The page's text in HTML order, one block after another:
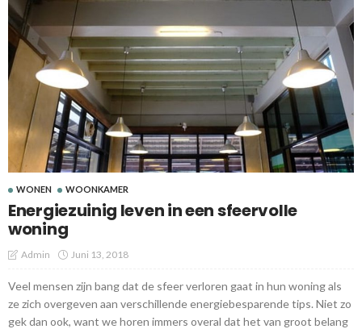
WONEN WOONKAMER
Energiezuinig leven in een sfeervolle
woning
Admin Juni 13, 2018
Veel mensen zijn bang dat de sfeer verloren gaat in hun woning als
ze zich overgeven aan verschillende energiebesparende tips. Niet zo
gek dan ook, want we horen immers overal dat het van groot belang